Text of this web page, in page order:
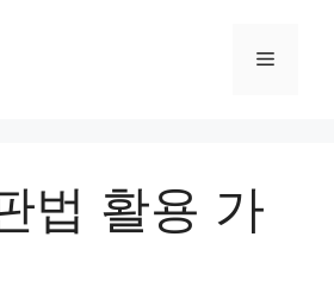
메
법 활용 가